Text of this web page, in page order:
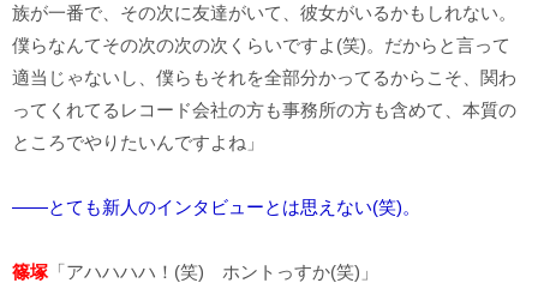
族が一番で、その次に友達がいて、彼女がいるかもしれない。
僕らなんてその次の次の次くらいですよ(笑)。だからと言って
適当じゃないし、僕らもそれを全部分かってるからこそ、関わ
ってくれてるレコード会社の方も事務所の方も含めて、本質の
ところでやりたいんですよね」
――とても新人のインタビューとは思えない(笑)。
篠塚 「アハハハハ！(笑) ホントっすか(笑)」